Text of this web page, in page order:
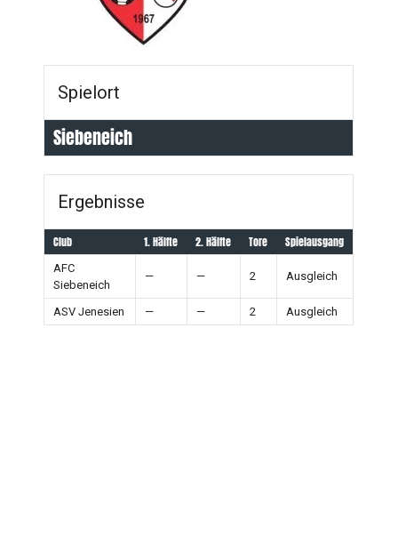
Spielort
Siebeneich
Ergebnisse
Club 1. Hälfte 2. Hälfte Tore Spielausgang
AFC
Siebeneich
— — 2 Ausgleich
ASV Jenesien — — 2 Ausgleich